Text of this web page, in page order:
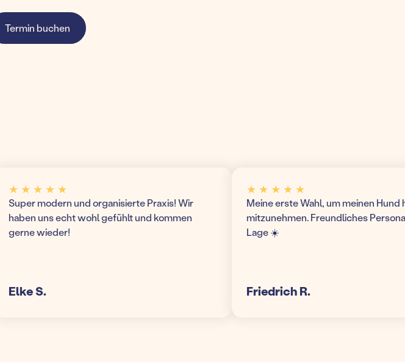
Termin buchen
★ ★ ★ ★ ★
Super modern und organisierte Praxis! Wir
haben uns echt wohl gefühlt und kommen
gerne wieder!
Elke S.
★ ★ ★ ★ ★
Meine erste Wahl, um meinen Hund
mitzunehmen. Freundliches Personal
Lage ☀️
Friedrich R.